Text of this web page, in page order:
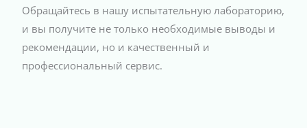
Обращайтесь в нашу испытательную лабораторию,
и вы получите не только необходимые выводы и
рекомендации, но и качественный и
профессиональный сервис.